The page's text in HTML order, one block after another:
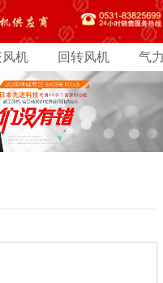
风机 回转风机 气